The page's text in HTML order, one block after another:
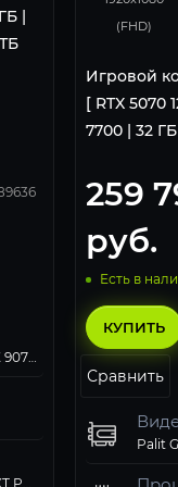
|
(FHD)
Игровой
[ RTX 5070
7700 | 32
259
руб.
Есть в
КУПИТЬ
Сравнить